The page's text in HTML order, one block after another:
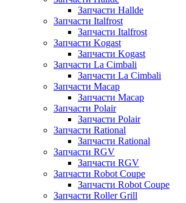
Запчасти Hallde
Запчасти Italfrost
Запчасти Italfrost
Запчасти Kogast
Запчасти Kogast
Запчасти La Cimbali
Запчасти La Cimbali
Запчасти Macap
Запчасти Macap
Запчасти Polair
Запчасти Polair
Запчасти Rational
Запчасти Rational
Запчасти RGV
Запчасти RGV
Запчасти Robot Coupe
Запчасти Robot Coupe
Запчасти Roller Grill